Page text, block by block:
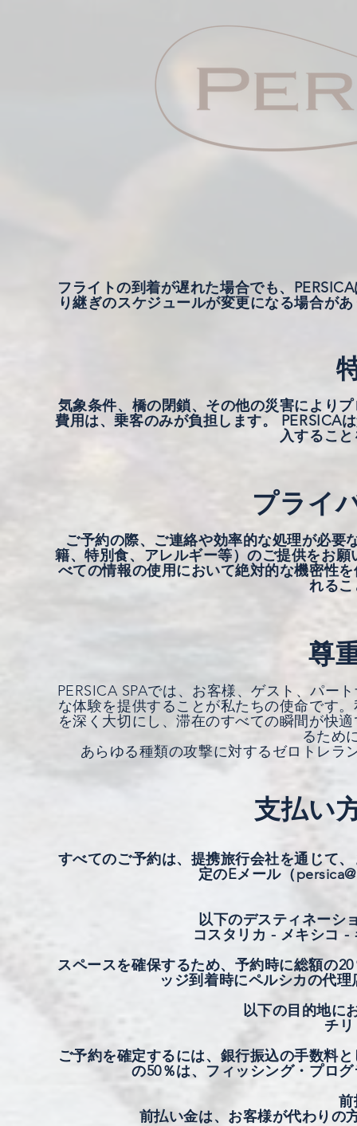
フライトの到着が遅れた場合でも、
り継ぎのスケジュールが変更になる場合が
気象条件、橋の閉鎖、その他の災害により
費用は、乗客のみが負担します。 PERSICA
入するこ
プライ
ご予約の際、ご連絡や効率的な処理が必要
籍、特別食、アレルギー等）のご提供をお
べての情報の使用において絶対的な機密性
れる
尊
PERSICA SPAでは、お客様、ゲスト、パー
な体験を提供することが私たちの使命です
を深く大切にし、滞在のすべての瞬間が快
るため
あらゆる種類の攻撃に対するゼロトレラ
支払い
すべてのご予約は、提携旅行会社を通じて
定のEメール（
以下のデスティネーシ
コスタリカ - メキシコ -
スペースを確保するため、予約時に総額の
ッジ到着時にペルシカの代
以下の目的地に
チ
ご予約を確定するには、銀行振込の手数料
の50％は、フィッシング・プロ
前
前払い金は、お客様が代わりの